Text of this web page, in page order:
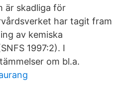
är skadliga för
har tagit fram
av kemiska
1997:2). I
om bl.a.